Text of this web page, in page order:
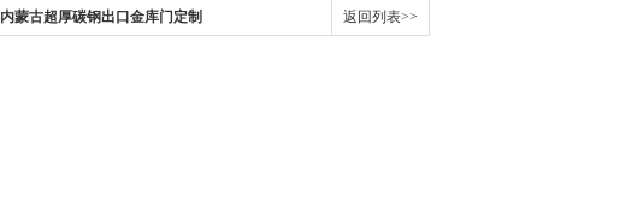
内蒙古超厚碳钢出口金库门定制 返回列表>>